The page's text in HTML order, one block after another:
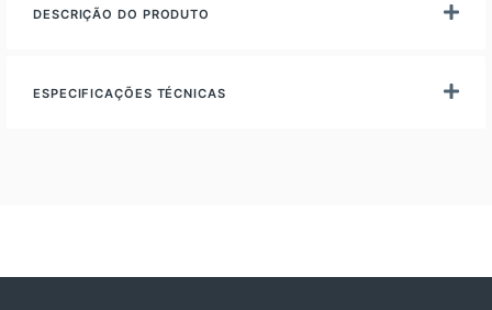
DESCRIÇÃO DO PRODUTO
ESPECIFICAÇÕES TÉCNICAS